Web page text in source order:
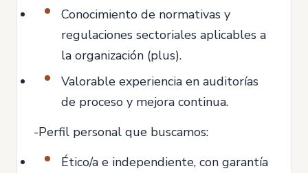
Conocimiento de normativas y
regulaciones sectoriales aplicables a
la organización (plus).
Valorable experiencia en auditorías
de proceso y mejora continua.
-Perfil personal que buscamos:
Ético/a e independiente, con garantía